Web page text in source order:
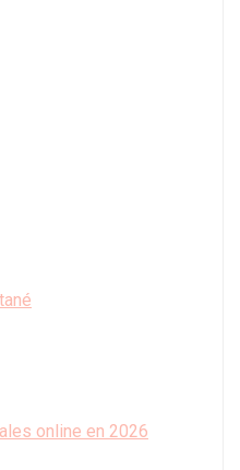
online en 2026